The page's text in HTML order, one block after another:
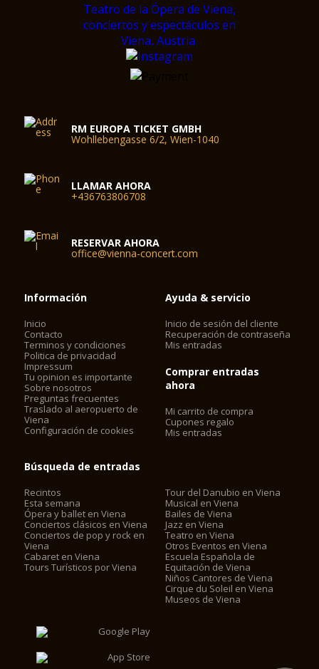
RM EUROPA TICKET GMBH
Wohllebengasse 6/2, Wien-1040
LLAMAR AHORA
+436763806708
RESERVAR AHORA
office@vienna-concert.com
Información
Inicio
Contacto
Terminos y condiciones
Politica de privacidad
Impressum
Tu opinion es importante
Sobre nosotros
Preguntas frecuentes
Traslado al aeropuerto de
Viena
Configuración de cookies
Ayuda & servicio
Inicio de sesión del cliente
Recuperación de contraseña
Mis entradas
Comprar entradas
ahora
Mi carrito de compra
Cupones regalo
Mis entradas
Búsqueda de entradas
Recintos
Esta semana
Ópera y ballet en Viena
Conciertos clásicos en Viena
Conciertos de pop y rock en
Viena
Cabaret en Viena
Tours Turísticos por Viena
Tour del Danubio en Viena
Musical en Viena
Bailes de Viena
Jazz en Viena
Teatro en Viena
Otros Eventos en Viena
Escuela Española de
Equitación de Viena
Niños Cantores de Viena
Cirque du Soleil en Viena
Museos de Viena